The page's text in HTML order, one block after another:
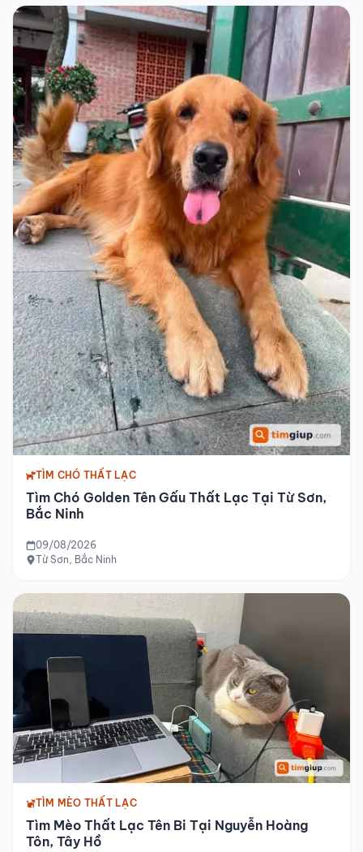
TÌM CHÓ THẤT LẠC
Tìm Chó Golden Tên Gấu Thất Lạc Tại Từ Sơn,
Bắc Ninh
09/08/2026
Từ Sơn, Bắc Ninh
TÌM MÈO THẤT LẠC
Tìm Mèo Thất Lạc Tên Bi Tại Nguyễn Hoàng
Tôn, Tây Hồ